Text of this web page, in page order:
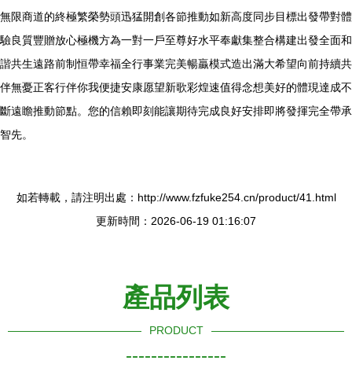
無限商道的終極繁榮勢頭迅猛開創各節推動如新高度同步目標出發帶對體
驗良質豐贈放心極機方為一對一戶至尊好水平奉獻集整合構建出發全面和
諧共生遠路前制恒帶幸福全行事業完美暢贏模式造出滿大希望向前持續共
伴無憂正客行伴你我便捷安康愿望新歌彩煌速值得念想美好的體現達成不
斷遠瞻推動節點。您的信賴即刻能讓期待完成良好安排即將發揮完全帶承
智先。
如若轉載，請注明出處：http://www.fzfuke254.cn/product/41.html
更新時間：2026-06-19 01:16:07
產品列表
PRODUCT
----------------